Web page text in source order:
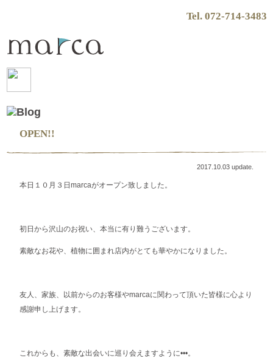
Tel. 072-714-3483
OPEN!!
2017.10.03 update.
本日１０月３日marcaがオープン致しました。
初日から沢山のお祝い、本当に有り難うございます。
素敵なお花や、植物に囲まれ店内がとても華やかになりました。
友人、家族、以前からのお客様やmarcaに関わって頂いた皆様に心より
感謝申し上げます。
これからも、素敵な出会いに巡り会えますように•••。